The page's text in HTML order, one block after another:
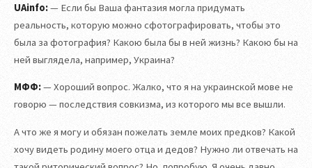
UAinfo:— Если бы Ваша фантазия могла придумать
реальность, которую можно сфотографировать, чтобы это
была за фотография? Какою была бы в ней жизнь? Какою бы на
ней выглядела, например, Украина?
МФФ:— Хороший вопрос. Жалко, что я на украинской мове не
говорю — последствия совкизма, из которого мы все вышли.
А что же я могу и обязан пожелать земле моих предков? Какой
хочу видеть родину моего отца и дедов? Нужно ли отвечать на